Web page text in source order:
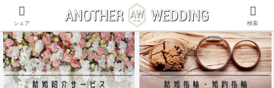
ANOTHER WEDDING~RING~のInstagramアカウントがリリース♪
シェア 検索